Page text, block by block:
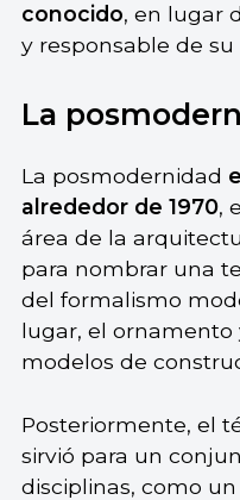
conocido, en lugar
y responsable de
La
La posmodernidad
alrededor de 1970,
área de la
para nombrar una
del formalismo
lugar, el ornamento
modelos de
Posteriormente, el
sirvió para un
disciplinas, como